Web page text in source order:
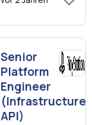
Senior
Platform
Engineer
(Infrastructure
API)